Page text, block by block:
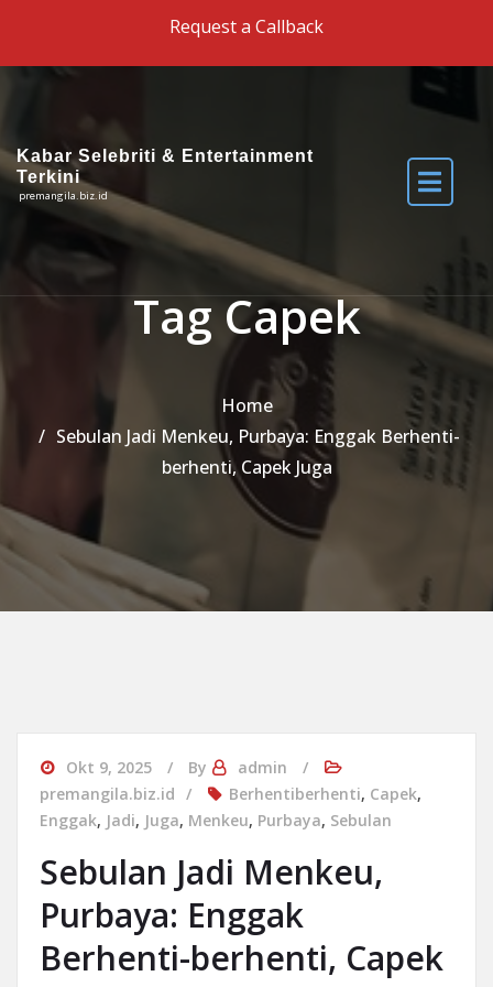
Request a Callback
Kabar Selebriti & Entertainment
Terkini
premangila.biz.id
Tag Capek
Home
Sebulan Jadi Menkeu, Purbaya: Enggak Berhenti-
berhenti, Capek Juga
Okt 9, 2025 By
admin
premangila.biz.id
Berhentiberhenti, Capek,
Enggak, Jadi, Juga, Menkeu, Purbaya, Sebulan
Sebulan Jadi Menkeu,
Purbaya: Enggak
Berhenti-berhenti, Capek